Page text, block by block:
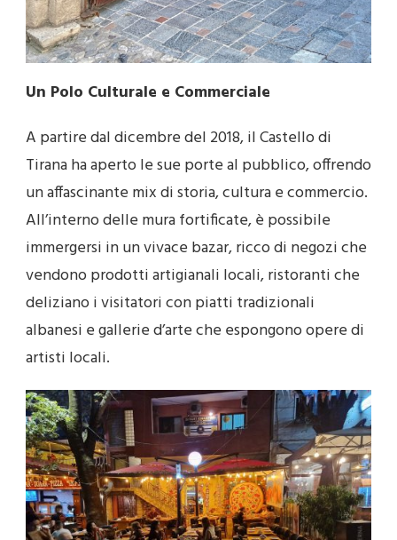
Un Polo Culturale e Commerciale
A partire dal dicembre del 2018, il Castello di
Tirana ha aperto le sue porte al pubblico, offrendo
un affascinante mix di storia, cultura e commercio.
All’interno delle mura fortificate, è possibile
immergersi in un vivace bazar, ricco di negozi che
vendono prodotti artigianali locali, ristoranti che
deliziano i visitatori con piatti tradizionali
albanesi e gallerie d’arte che espongono opere di
artisti locali.